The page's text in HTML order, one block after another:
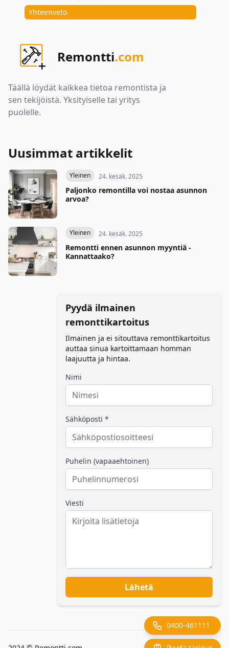
Yhteenveto
0400-461111
Remontti.com
Täällä löydät kaikkea tietoa remontista ja
sen tekijöistä. Yksityiselle tai yritys
puolelle.
Uusimmat artikkelit
Yleinen 24. kesäk. 2025
Paljonko remontilla voi nostaa asunnon
arvoa?
Yleinen 24. kesäk. 2025
Remontti ennen asunnon myyntiä -
Kannattaako?
Pyydä ilmainen
remonttikartoitus
Ilmainen ja ei sitouttava remonttikartoitus
auttaa sinua kartoittamaan homman
laajuutta ja hintaa.
Nimi
Sähköposti *
Puhelin (vapaaehtoinen)
Viesti
Lähetä